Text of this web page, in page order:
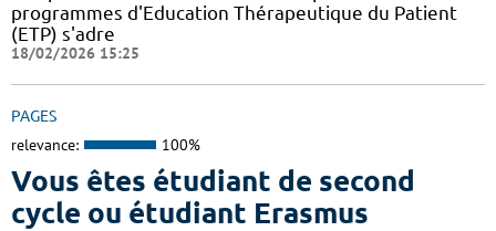
programmes d'Education Thérapeutique du Patient
(ETP) s'adre
18/02/2026 15:25
PAGES
relevance: 100%
Vous êtes étudiant de second
cycle ou étudiant Erasmus